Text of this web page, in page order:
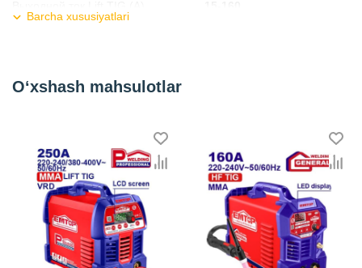
Barcha xususiyatlari
O‘xshash mahsulotlar